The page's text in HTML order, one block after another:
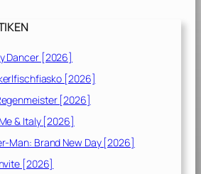
Dancer [2026]
[2026]
[2026]
& Italy [2026]
Man: Brand New Day [2026]
[2026]